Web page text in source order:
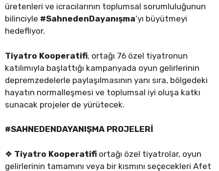
üretenleri ve icracılarının toplumsal sorumluluğunun
bilinciyle #SahnedenDayanışma’yı büyütmeyi
hedefliyor.
Tiyatro Kooperatifi, ortağı 76 özel tiyatronun
katılımıyla başlattığı kampanyada oyun gelirlerinin
depremzedelerle paylaşılmasının yanı sıra, bölgedeki
hayatın normalleşmesi ve toplumsal iyi oluşa katkı
sunacak projeler de yürütecek.
#SAHNEDENDAYANIŞMA PROJELERİ
❖ Tiyatro Kooperatifi ortağı özel tiyatrolar, oyun
gelirlerinin tamamını veya bir kısmını seçecekleri Afet